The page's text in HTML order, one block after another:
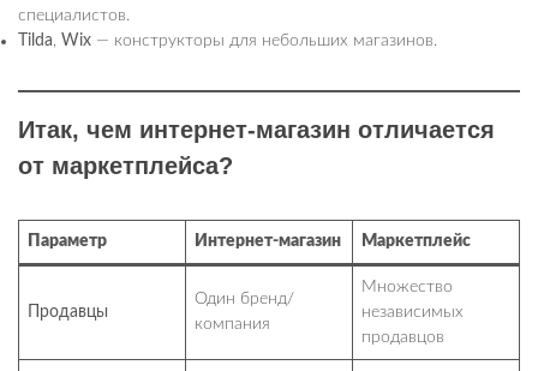
специалистов.
Tilda, Wix — конструкторы для небольших магазинов.
Итак, чем интернет-магазин отличается
от маркетплейса?
Параметр Интернет-магазин Маркетплейс
Продавцы
Один бренд/
компания
Множество
независимых
продавцов